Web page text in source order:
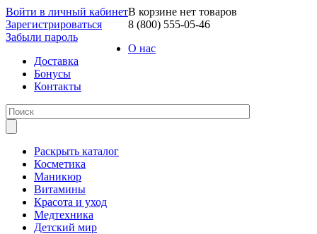
Войти в личный кабинет
Зарегистрироваться
Забыли пароль
В корзине нет товаров
8 (800) 555-05-46
О нас
Доставка
Бонусы
Контакты
Раскрыть каталог
Косметика
Маникюр
Витамины
Красота и уход
Медтехника
Детский мир